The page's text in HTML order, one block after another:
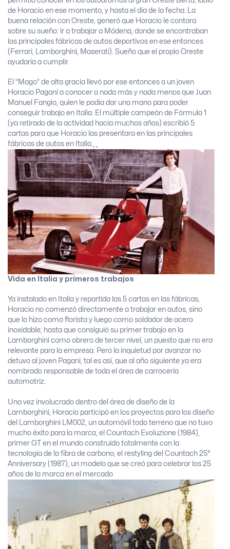
de Horacio en ese momento, y hasta el día de la fecha. La
buena relación con Oreste, generó que Horacio le contara
sobre su sueño: ir a trabajar a Módena, donde se encontraban
las principales fábricas de autos deportivos en ese entonces
(Ferrari, Lamborghini, Maserati). Sueño que el propio Oreste
ayudaría a cumplir.
El “Mago” de alta gracia llevó por ese entonces a un joven
Horacio Pagani a conocer a nada más y nada menos que Juan
Manuel Fangio, quien le podía dar una mano para poder
conseguir trabajo en Italia. El múltiple campeón de Fórmula 1
(ya retirado de la actividad hacía muchos años) escribió 5
cartas para que Horacio las presentara en las principales
fábricas de autos en Italia.
Vida en Italia y primeros trabajos
Ya instalado en Italia y repartida las 5 cartas en las fábricas,
Horacio no comenzó directamente a trabajar en autos, sino
que lo hizo como florista y luego como soldador de acero
inoxidable; hasta que consiguió su primer trabajo en la
Lamborghini como obrero de tercer nivel, un puesto que no era
relevante para la empresa. Pero la inquietud por avanzar no
detuvo al joven Pagani, tal es así, que al año siguiente ya era
nombrado responsable de toda el área de carrocería
automotriz.
Una vez involucrado dentro del área de diseño de la
Lamborghini, Horacio participó en los proyectos para los diseño
del Lamborghini LM002, un automóvil todo terreno que no tuvo
mucho éxito para la marca, el Countach Evoluzione (1984),
primer GT en el mundo construído totalmente con la
tecnología de la fibra de carbono, el restyling del Countach 25°
Anniversary (1987), un modelo que se creó para celebrar los 25
años de la marca en el mercado